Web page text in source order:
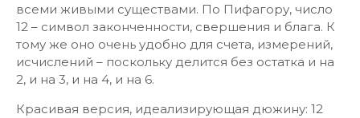
всеми живыми существами. По Пифагору, число
12 – символ законченности, свершения и блага. К
тому же оно очень удобно для счета, измерений,
исчислений – поскольку делится без остатка и на
2, и на 3, и на 4, и на 6.
Красивая версия, идеализирующая дюжину: 12